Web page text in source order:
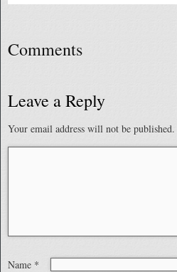
Comments
Leave a Reply
Your email address will not be published.
Name *